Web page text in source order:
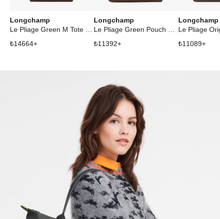
Longchamp
₺14664+
Longchamp
₺11392+
Longchamp
₺11089+